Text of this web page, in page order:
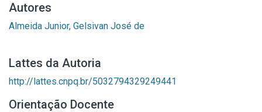
Autores
Almeida Junior, Gelsivan José de
Lattes da Autoria
http://lattes.cnpq.br/5032794329249441
Orientação Docente